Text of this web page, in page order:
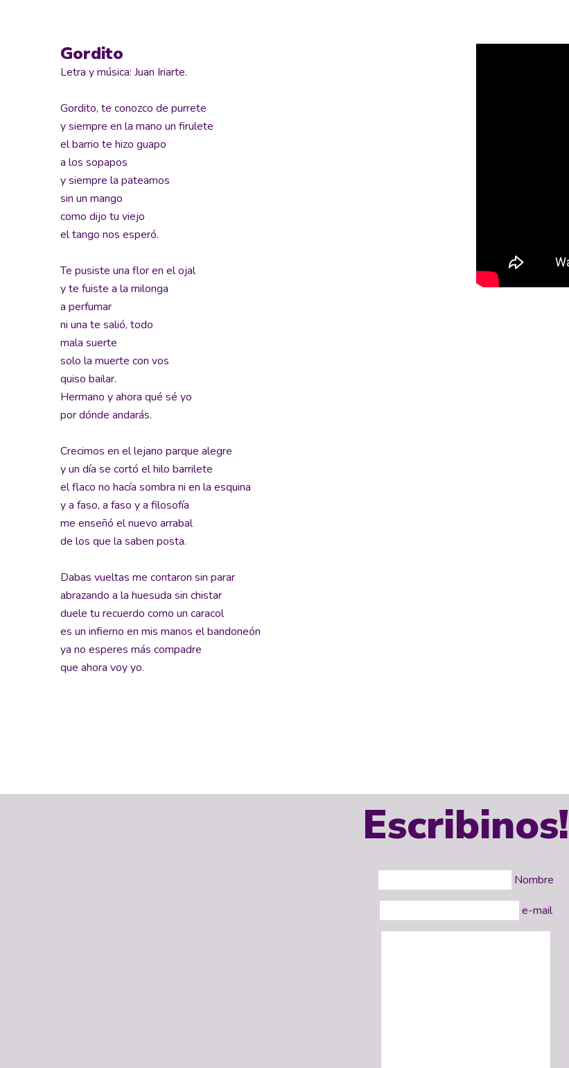
Gordito
Letra y música: Juan Iriarte.
Gordito, te conozco de purrete
y siempre en la mano un firulete
el barrio te hizo guapo
a los sopapos
y siempre la pateamos
sin un mango
como dijo tu viejo
el tango nos esperó.
Te pusiste una flor en el ojal
y te fuiste a la milonga
a perfumar
ni una te salió, todo
mala suerte
solo la muerte con vos
quiso bailar.
Hermano y ahora qué sé yo
por dónde andarás.
Crecimos en el lejano parque alegre
y un día se cortó el hilo barrilete
el flaco no hacía sombra ni en la esquina
y a faso, a faso y a filosofía
me enseñó el nuevo arrabal
de los que la saben posta.
Dabas vueltas me contaron sin parar
abrazando a la huesuda sin chistar
duele tu recuerdo como un caracol
es un infierno en mis manos el bandoneón
ya no esperes más compadre
que ahora voy yo.
Escribinos!
Nombre
e-mail